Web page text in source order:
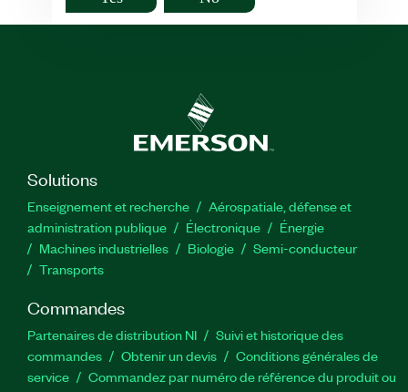
Solutions
Enseignement et recherche
Aérospatiale, défense et
administration publique
Électronique
Énergie​
Machines industrielles
Biologie
Semi-conducteur
Transports
Commandes
Partenaires de distribution NI
Suivi et historique des
commandes
Obtenir un devis
Conditions générales de
service
Commandez par numéro de référence du produit ou